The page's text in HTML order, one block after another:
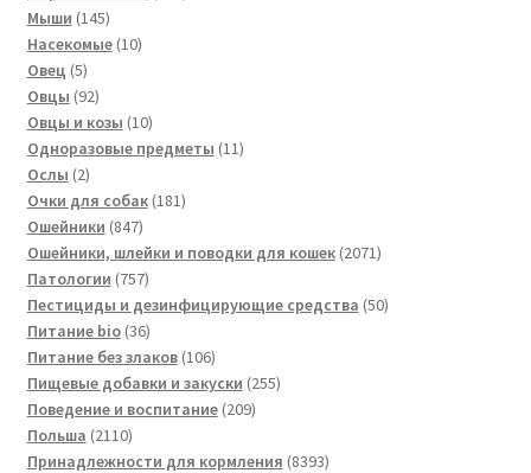
Мыши 145145
товаров
Насекомые 1010
Овец 55
товаров
Овцы 9292
товара
Овцы и козы 1010
товаров
Одноразовые предметы 1111
Ослы 22
товара
Очки для собак 181181
Ошейники 847847
товаров
Ошейники, шлейки и поводки для кошек 20712071
Патологии 757757
товаров
Пестициды и дезинфицирующие средства 5050
Питание bio 3636
товаров
Питание без злаков 106106
товаров
Пищевые добавки и закуски 255255
Поведение и воспитание 209209
Польша 21102110
товаров
Принадлежности для кормления 83938393